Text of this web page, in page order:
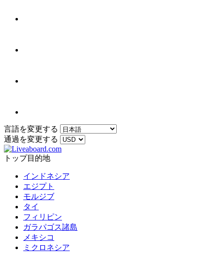
言語を変更する
通過を変更する
トップ目的地
インドネシア
エジプト
モルジブ
タイ
フィリピン
ガラパゴス諸島
メキシコ
ミクロネシア